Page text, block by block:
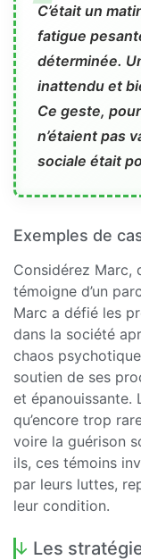
C’était un
fatigue
déterminée.
inattendu et
Ce geste,
n’étaient pas
sociale était
Exemples de
Considérez Marc,
témoigne d’un
Marc a défié les
dans la société
chaos
soutien de ses
et épanouissante.
qu’encore trop
voire la guérison
ils, ces témoins
par leurs luttes,
leur condition.
Les